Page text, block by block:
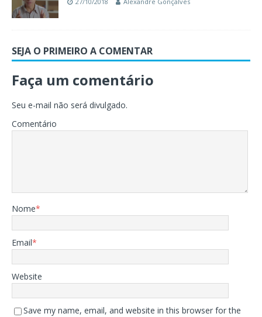
SEJA O PRIMEIRO A COMENTAR
Faça um comentário
Seu e-mail não será divulgado.
Comentário
Nome*
Email*
Website
Save my name, email, and website in this browser for the